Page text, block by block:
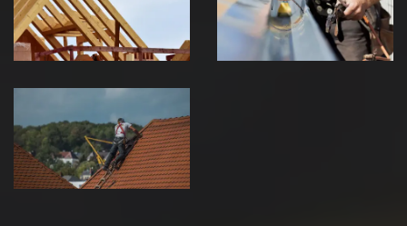
Jura
Jura
Urgence fuite
de toiture 39
Jura